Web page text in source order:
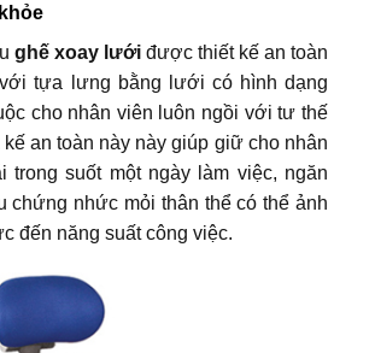
ghế xoay lưới được thiết kế an toàn
tựa lưng bằng lưới có hình dạng
cho nhân viên luôn ngồi với tư thế
kế an toàn này này giúp giữ cho nhân
trong suốt một ngày làm việc, ngăn
chứng nhức mỏi thân thể có thể ảnh
đến năng suất công việc.